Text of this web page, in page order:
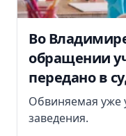
Во
обращении
передано в
Обвиняемая уже
заведения.